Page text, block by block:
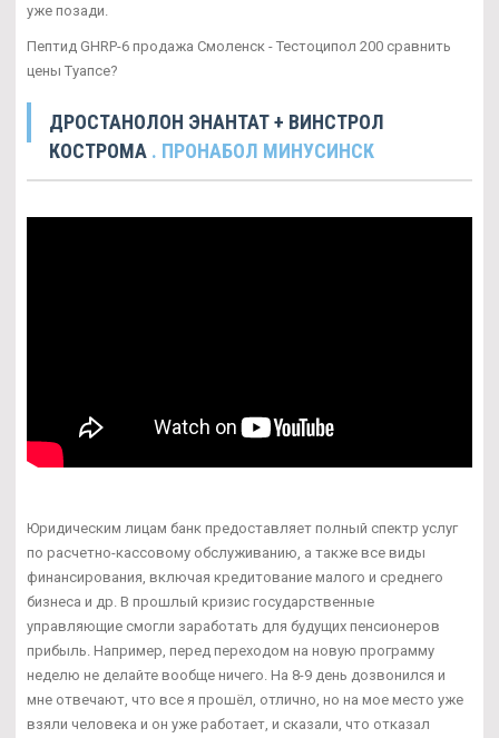
уже позади.
Пептид GHRP-6 продажа Смоленск - Тестоципол 200 сравнить
цены Туапсе?
ДРОСТАНОЛОН ЭНАНТАТ + ВИНСТРОЛ
КОСТРОМА . ПРОНАБОЛ МИНУСИНСК
Юридическим лицам банк предоставляет полный спектр услуг
по расчетно-кассовому обслуживанию, а также все виды
финансирования, включая кредитование малого и среднего
бизнеса и др. В прошлый кризис государственные
управляющие смогли заработать для будущих пенсионеров
прибыль. Например, перед переходом на новую программу
неделю не делайте вообще ничего. На 8-9 день дозвонился и
мне отвечают, что все я прошёл, отлично, но на мое место уже
взяли человека и он уже работает, и сказали, что отказал